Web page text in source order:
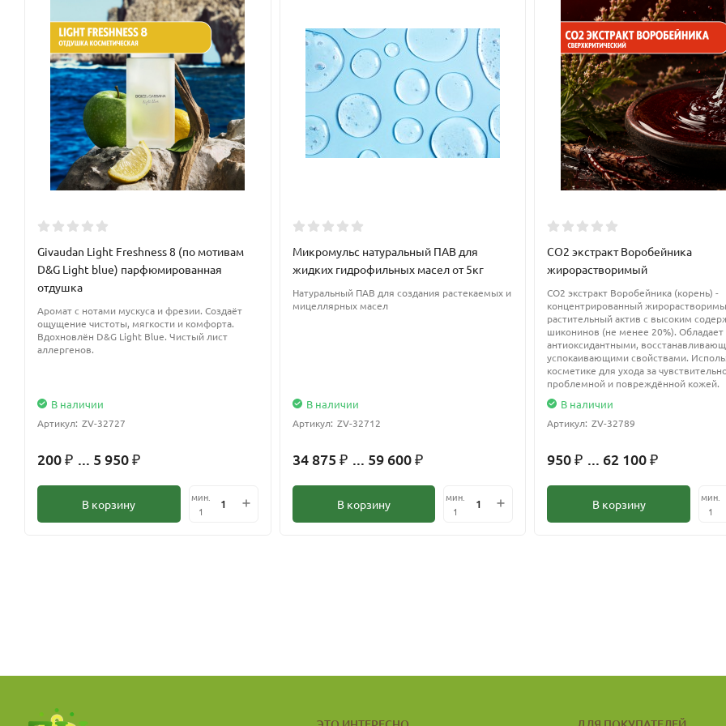
В косметической продукции применяется в лечебных формулах. Отлично подпитывает кожу и волосы содержащимися в
витаминами. Работает, как антиоксидант, сохраняя кожу молодой.
Givaudan Light Freshness 8 (по мотивам
D&G Light blue) парфюмированная
отдушка
Аромат с нотами мускуса и фрезии. Создаёт
ощущение чистоты, мягкости и комфорта.
Вдохновлён D&G Light Blue. Чистый лист
аллергенов.
В наличии
Артикул: ZV-32727
200 ₽ ... 5 950 ₽
В корзину
мин.
1
Микромульс натуральный ПАВ для
жидких гидрофильных масел от 5кг
Натуральный ПАВ для создания растекаемых и
мицеллярных масел
В наличии
Артикул: ZV-32712
34 875 ₽ ... 59 600 ₽
В корзину
мин.
1
СО2 экстракт Воробейника
жирорастворимый
CO2 экстракт Воробейника (корень) -
концентрированный
растительный актив с высоким
шиконинов (не менее 20%). Обладает
антиоксидантными,
успокаивающими свойствами.
косметике для ухода за
проблемной и повреждённой кожей.
В наличии
Артикул: ZV-32789
950₽ ... 62 100₽
В корзину
мин.
1